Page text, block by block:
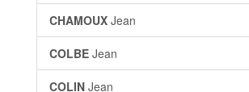
CHAMOUX Jean
COLBE Jean
COLIN Jean